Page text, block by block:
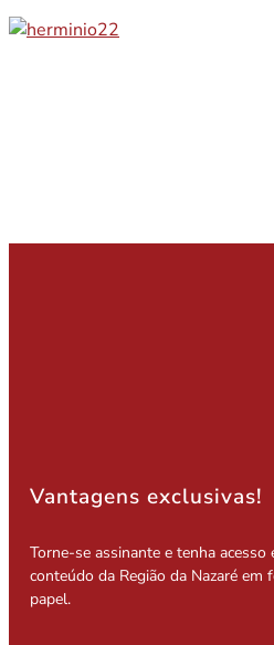
Vantagens exclusivas!
Torne-se assinante e tenha
conteúdo da Região da Nazaré em
papel.